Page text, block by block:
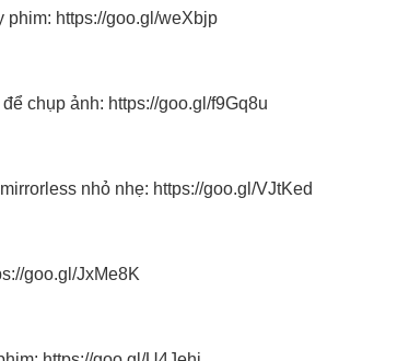
phim: https://goo.gl/weXbjp
chụp ảnh: https://goo.gl/f9Gq8u
nhỏ nhẹ: https://goo.gl/VJtKed
goo.gl/JxMe8K